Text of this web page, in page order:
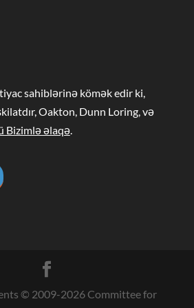
sahiblərinə kömək edir ki,
Oakton, Dunn Loring, və
Bizimlə əlaqə.
© 2009-2026 Committee for